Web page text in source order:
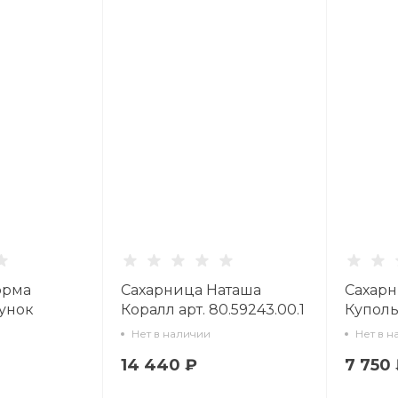
Сахарница Наташа
Коралл арт. 80.59243.00.1
Нет в наличии
14 440 ₽
Нет в
7 750